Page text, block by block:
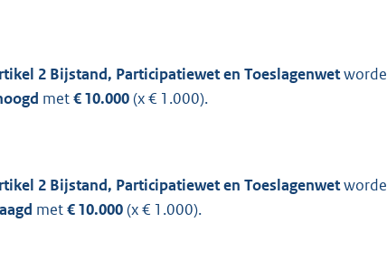
2 Bijstand, Participatiewet en Toeslagenwet
met€ 10.000(x € 1.000).
2 Bijstand, Participatiewet en Toeslagenwet
met€ 10.000(x € 1.000).